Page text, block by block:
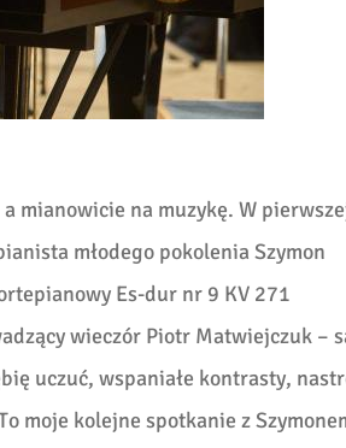
mianowicie na muzykę. W
młodego pokolenia Szymon
Es-dur nr 9 KV 271
wieczór Piotr Matwiejczuk –
uczuć, wspaniałe kontrasty,
moje kolejne spotkanie z